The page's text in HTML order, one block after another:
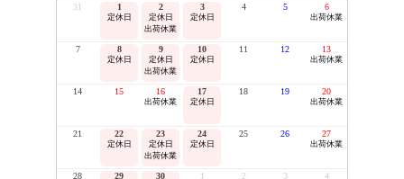
31
1
定休日
2
定休日
出荷休業
3
定休日
4 5 6
出荷休業
7 8
定休日
9
定休日
出荷休業
10
定休日
11 12 13
出荷休業
14 15 16
出荷休業
17
定休日
18 19 20
出荷休業
21 22
定休日
23
定休日
出荷休業
24
定休日
25 26 27
出荷休業
28 29 30 1 2 3 4